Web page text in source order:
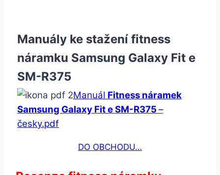
Manuály ke stažení fitness
náramku Samsung Galaxy Fit e
SM-R375
Manuál Fitness náramek
Samsung Galaxy Fit e SM-R375 –
česky.pdf
DO OBCHODU…